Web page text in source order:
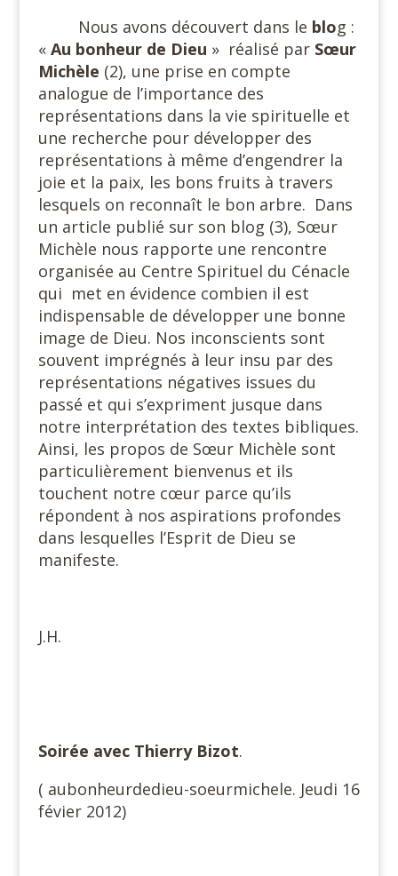
Nous avons découvert dans le blog :
« Au bonheur de Dieu » réalisé par Sœur
Michèle (2), une prise en compte
analogue de l’importance des
représentations dans la vie spirituelle et
une recherche pour développer des
représentations à même d’engendrer la
joie et la paix, les bons fruits à travers
lesquels on reconnaît le bon arbre. Dans
un article publié sur son blog (3), Sœur
Michèle nous rapporte une rencontre
organisée au Centre Spirituel du Cénacle
qui met en évidence combien il est
indispensable de développer une bonne
image de Dieu. Nos inconscients sont
souvent imprégnés à leur insu par des
représentations négatives issues du
passé et qui s’expriment jusque dans
notre interprétation des textes bibliques.
Ainsi, les propos de Sœur Michèle sont
particulièrement bienvenus et ils
touchent notre cœur parce qu’ils
répondent à nos aspirations profondes
dans lesquelles l’Esprit de Dieu se
manifeste.
J.H.
Soirée avec Thierry Bizot.
( aubonheurdedieu-soeurmichele. Jeudi 16
févier 2012)